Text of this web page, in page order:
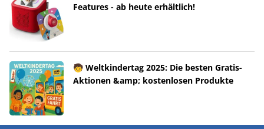
Features - ab heute erhältlich!
🧒 Weltkindertag 2025: Die besten Gratis-
Aktionen &amp; kostenlosen Produkte